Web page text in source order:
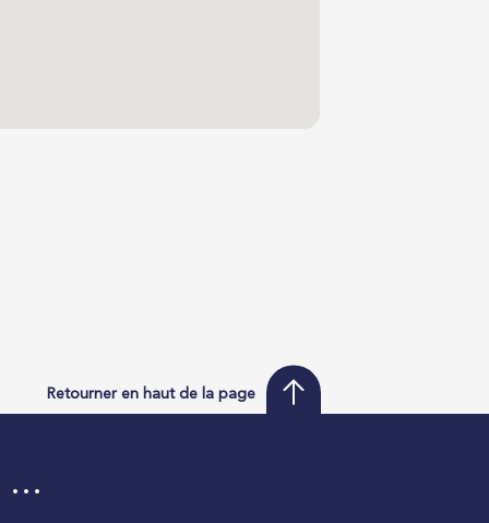
Retourner en haut de la page
…